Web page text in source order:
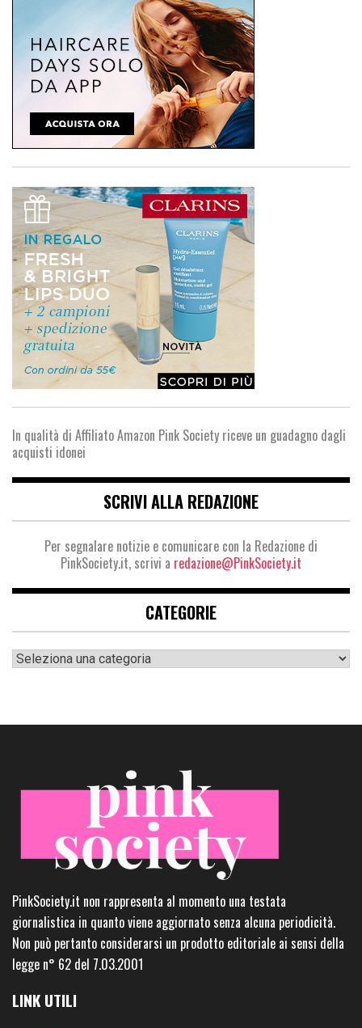
In qualità di Affiliato Amazon Pink Society riceve un guadagno dagli
acquisti idonei
SCRIVI ALLA REDAZIONE
Per segnalare notizie e comunicare con la Redazione di
PinkSociety.it, scrivi a redazione@PinkSociety.it
CATEGORIE
Categorie
PinkSociety.it non rappresenta al momento una testata
giornalistica in quanto viene aggiornato senza alcuna periodicità.
Non può pertanto considerarsi un prodotto editoriale ai sensi della
legge n° 62 del 7.03.2001
LINK UTILI